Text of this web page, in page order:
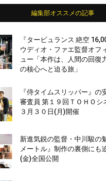
編集部オススメの記事
『タービュランス 絶空
ウディオ・ファエ監督オフ
ュー「本作は、人間の回復
の核心へと迫る旅」
『侍タイムスリッパー』の
審査員 第１９回ＴＯＨＯシ
３月３０日(月)開催
新進気鋭の監督・中川駿の
メートル』制作の裏側にも
(金)全国公開